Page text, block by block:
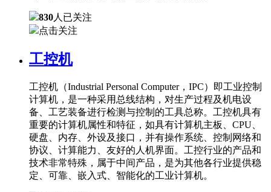
830人已关注
点击关注
工控机
工控机（Industrial Personal Computer，IPC）即工业控制
计算机，是一种采用总线结构，对生产过程及机电设
备、工艺装备进行检测与控制的工具总称。工控机具有
重要的计算机属性和特征，如具有计算机主板、CPU、
硬盘、内存、外设及接口，并有操作系统、控制网络和
协议、计算能力、友好的人机界面。工控行业的产品和
技术非常特殊，属于中间产品，是为其他各行业提供稳
定、可靠、嵌入式、智能化的工业计算机。